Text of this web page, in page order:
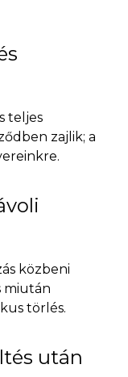
teljes
zajlik; a
közbeni
miután
törlés.
után